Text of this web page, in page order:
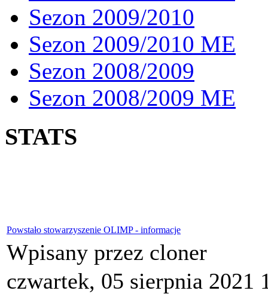
Sezon 2009/2010
Sezon 2009/2010 ME
Sezon 2008/2009
Sezon 2008/2009 ME
STATS
Powstało stowarzyszenie OLIMP - informacje
Wpisany przez cloner
czwartek, 05 sierpnia 2021